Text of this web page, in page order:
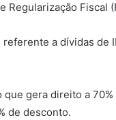
Regularização Fiscal
a dívidas de
gera direito a
de desconto.